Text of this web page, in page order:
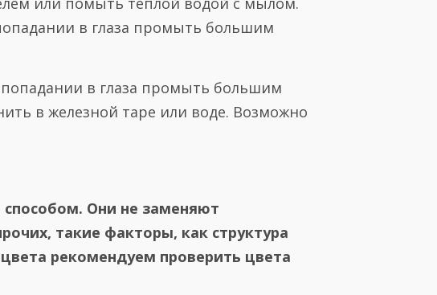
в глаза промыть большим
в глаза промыть большим
в железной таре или воде. Возможно
Они не заменяют
такие факторы, как структура
рекомендуем проверить цвета